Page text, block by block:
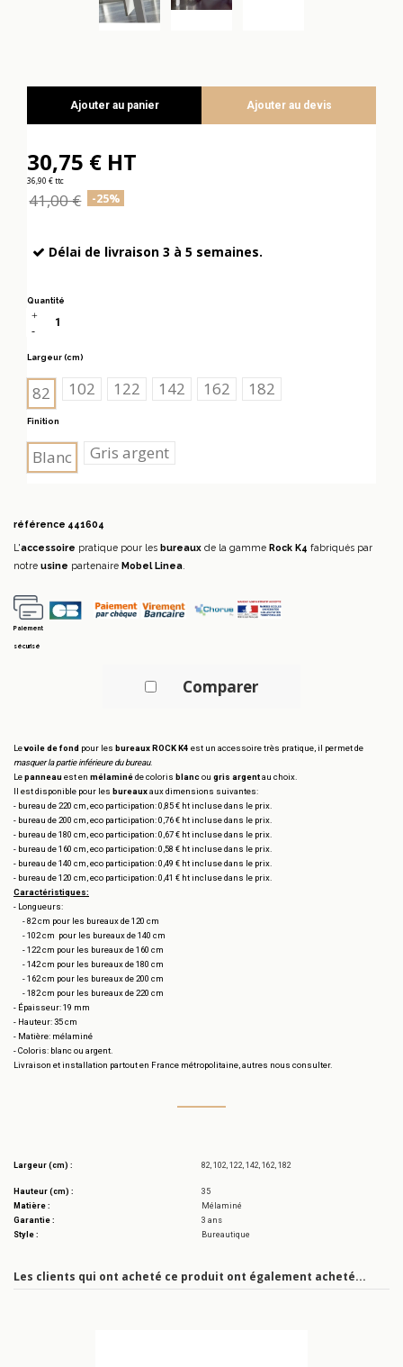
Ajouter au panier Ajouter au devis
30,75 € HT
36,90 € ttc
41,00 € -25%
Délai de livraison 3 à 5 semaines.
Largeur (cm)
82 102 122 142 162 182
Finition
Blanc Gris argent
Quantité
référence 441604
L'accessoire pratique pour les bureaux de la gamme Rock K4 fabriqués par
notre usine partenaire Mobel Linea
Paiement
sécurisé
Comparer
Levoile de fond pour les bureaux ROCK K4 est un accessoire très pratique, il permet de
masquer la partie inférieure du bureau.
Lepanneau est en mélaminéde coloris blancou gris argentau choix.
Il est disponible pour les bureauxaux dimensions suivantes:
- bureau de 220 cm, eco participation: 0,85 € ht incluse dans le prix.
- bureau de 200 cm, eco participation: 0,76 € ht incluse dans le prix.
- bureau de 180 cm, eco participation: 0,67 € ht incluse dans le prix.
- bureau de 160 cm, eco participation: 0,58 € ht incluse dans le prix.
- bureau de 140 cm, eco participation: 0,49 € ht incluse dans le prix.
- bureau de 120 cm, eco participation: 0,41 € ht incluse dans le prix.
Caractéristiques:
- Longueurs:
- 82 cm pour les bureaux de 120 cm
- 102 cm pour les bureaux de 140 cm
- 122 cm pour les bureaux de 160 cm
- 142 cm pour les bureaux de 180 cm
- 162 cm pour les bureaux de 200 cm
- 182 cm pour les bureaux de 220 cm
- Épaisseur: 19 mm
- Hauteur: 35 cm
- Matière: mélaminé
- Coloris: blanc ou argent.
Livraison et installation partout en France métropolitaine, autres nous consulter.
Largeur (cm) : 82, 102, 122, 142, 162, 182
Hauteur (cm) :
35
Matière :
Mélaminé
Garantie :
3 ans
Style :
Bureautique
Les clients qui ont acheté ce produit ont également acheté...